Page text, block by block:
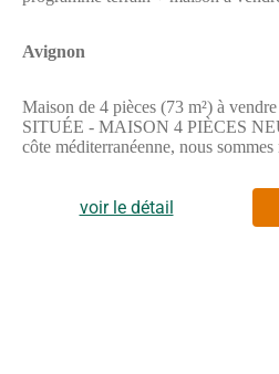
Avignon
Maison de 4 pièces (73 m²) à
SITUÉE - MAISON 4 PIÈCES
côte méditerranéenne, nous
pièces de plain-pied de 73 m² et de
divise en trois chambres, une
maison est neuve.Cette maison se
voir le détail